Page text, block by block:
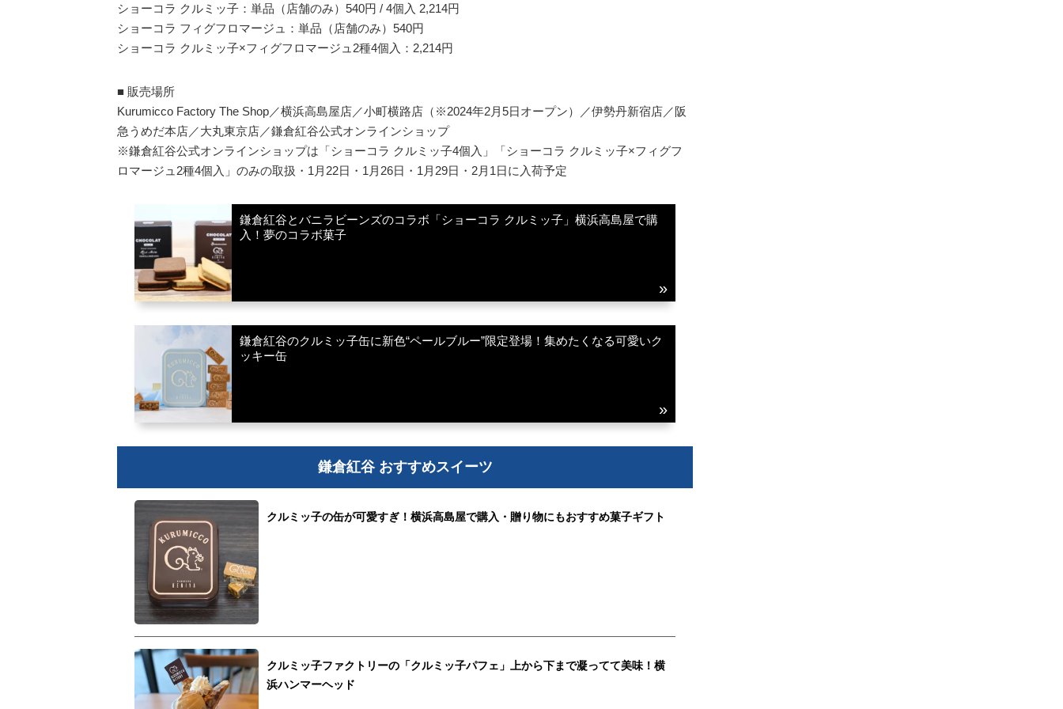
ショーコラ クルミッ子：単品（店舗のみ）540円 / 4個入 2,214円
ショーコラ フィグフロマージュ：単品（店舗のみ）540円
ショーコラ クルミッ子×フィグフロマージュ2種4個入：2,214円
■ 販売場所
Kurumicco Factory The Shop／横浜高島屋店／小町横路店（※2024年2月5日オープン）／伊勢丹新宿店／阪
急うめだ本店／大丸東京店／鎌倉紅谷公式オンラインショップ
※鎌倉紅谷公式オンラインショップは「ショーコラ クルミッ子4個入」「ショーコラ クルミッ子×フィグフ
ロマージュ2種4個入」のみの取扱・1月22日・1月26日・1月29日・2月1日に入荷予定
鎌倉紅谷とバニラビーンズのコラボ「ショーコラ クルミッ子」横浜高島屋で購
入！夢のコラボ菓子
鎌倉紅谷のクルミッ子缶に新色“ペールブルー”限定登場！集めたくなる可愛いク
ッキー缶
鎌倉紅谷 おすすめスイーツ
クルミッ子の缶が可愛すぎ！横浜高島屋で購入・贈り物にもおすすめ菓子ギフト
クルミッ子ファクトリーの「クルミッ子パフェ」上から下まで凝ってて美味！横
浜ハンマーヘッド